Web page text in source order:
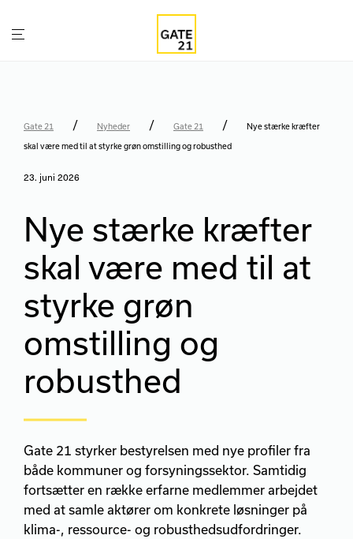
Gate 21 / Nyheder / Gate 21 / Nye stærke kræfter
skal være med til at styrke grøn omstilling og robusthed
23. juni 2026
Nye stærke kræfter
skal være med til at
styrke grøn
omstilling og
robusthed
Gate 21 styrker bestyrelsen med nye profiler fra
både kommuner og forsyningssektor. Samtidig
fortsætter en række erfarne medlemmer arbejdet
med at samle aktører om konkrete løsninger på
klima-, ressource- og robusthedsudfordringer.